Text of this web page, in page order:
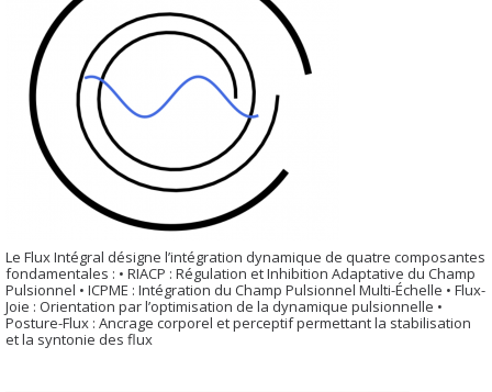
Le Flux Intégral désigne l’intégration dynamique de quatre composantes
fondamentales : • RIACP : Régulation et Inhibition Adaptative du Champ
Pulsionnel • ICPME : Intégration du Champ Pulsionnel Multi-Échelle • Flux-
Joie : Orientation par l’optimisation de la dynamique pulsionnelle •
Posture-Flux : Ancrage corporel et perceptif permettant la stabilisation
et la syntonie des flux